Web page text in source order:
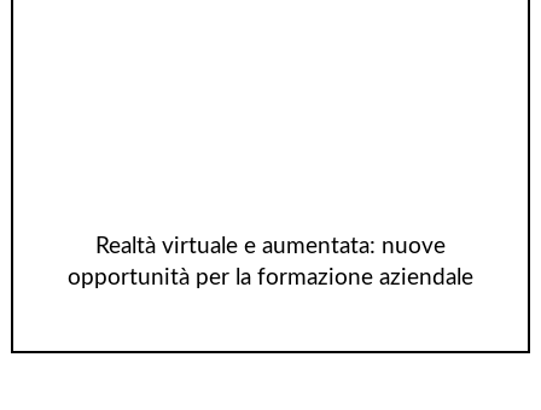
Realtà virtuale e aumentata: nuove
opportunità per la formazione aziendale